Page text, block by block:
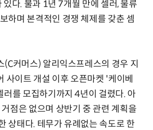
있다. 불과 1년 7개월 만에 셀러, 물류
하며 본격적인 경쟁 체제를 갖춘 셈
(C커머스) 알리익스프레스의 경우 지
사이트 개설 이후 오픈마켓 '케이베
러를 모집하기까지 4년이 걸렸다. 아
점은 없으며 상반기 중 관련 계획을
상태다. 테무가 유례없는 속도로 한